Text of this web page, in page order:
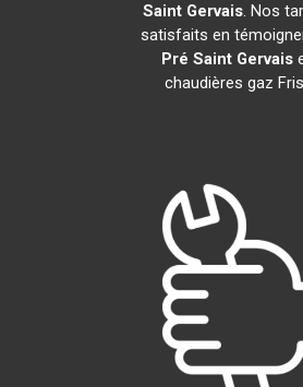
Saint Gervais. Nos
satisfaits en
Pré Saint Gervais
chaudières gaz